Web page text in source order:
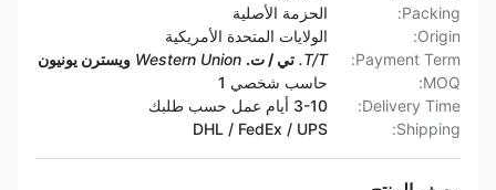
Packing:
الحزمة الأصلية
Origin:
الولايات المتحدة الأمريكية
Payment Term:
T/T. تي / ت. Western Union ويسترن يونيون
MOQ:
حاسب شخصي 1
Delivery Time:
3-10 أيام عمل حسب طلبك
Shipping:
DHL / FedEx / UPS